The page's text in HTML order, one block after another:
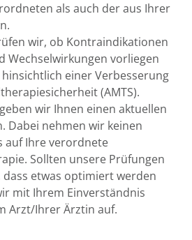
als auch der aus Ihrer
wir, ob Kontraindikationen
Wechselwirkungen vorliegen
einer Verbesserung
(AMTS).
wir Ihnen einen aktuellen
Dabei nehmen wir keinen
auf Ihre verordnete
Sollten unsere Prüfungen
dass etwas optimiert werden
mit Ihrem Einverständnis
Arzt/Ihrer Ärztin auf.